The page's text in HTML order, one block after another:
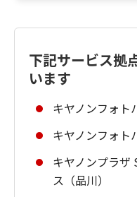
下記サービス拠
います
キヤノンフォト
キヤノンフォト
キヤノンプラザ
ス（品川）